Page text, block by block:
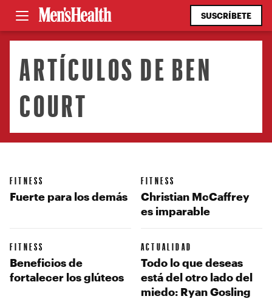
SUSCRÍBETE
ARTÍCULOS DE BEN
COURT
FITNESS
Fuerte para los demás
FITNESS
Christian McCaffrey
es imparable
FITNESS
Beneficios de
fortalecer los glúteos
ACTUALIDAD
Todo lo que deseas
está del otro lado del
miedo: Ryan Gosling